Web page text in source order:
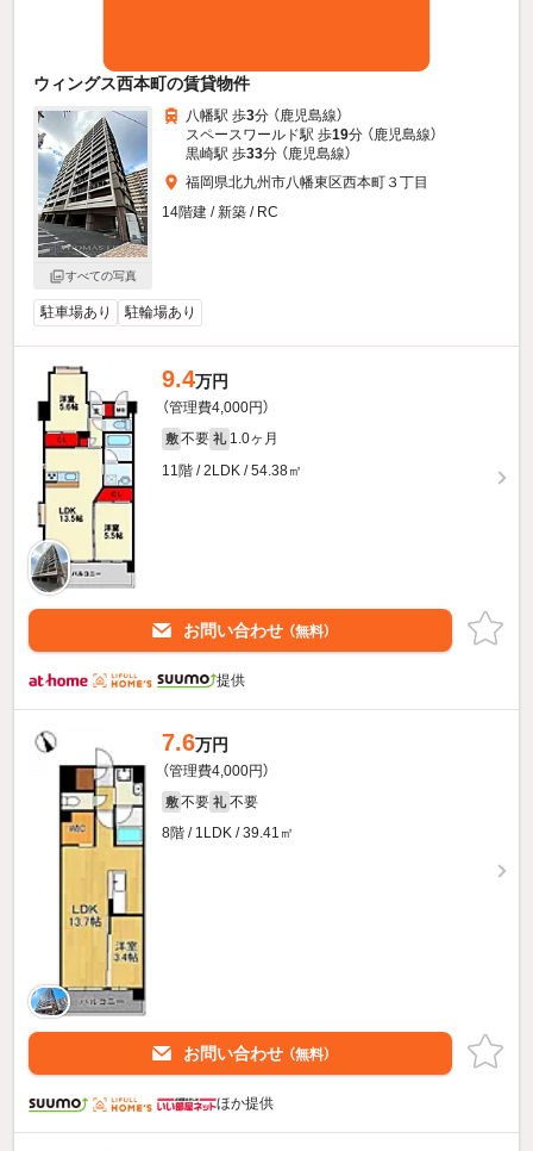
ウィングス西本町の賃貸物件
すべての写真
八幡駅 歩3分 （鹿児島線）
スペースワールド駅 歩19分 （鹿児島線）
黒崎駅 歩33分 （鹿児島線）
福岡県北九州市八幡東区西本町３丁目
14階建 / 新築 / RC
駐車場あり 駐輪場あり
9.4万円
（管理費4,000円）
敷 不要 礼 1.0ヶ月
11階 / 2LDK / 54.38㎡
お問い合わせ （無料）
提供
7.6万円
（管理費4,000円）
敷 不要 礼 不要
8階 / 1LDK / 39.41㎡
お問い合わせ （無料）
ほか提供